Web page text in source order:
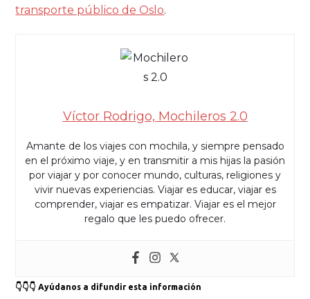
transporte público de Oslo.
Víctor Rodrigo, Mochileros 2.0
Amante de los viajes con mochila, y siempre pensado
en el próximo viaje, y en transmitir a mis hijas la pasión
por viajar y por conocer mundo, culturas, religiones y
vivir nuevas experiencias. Viajar es educar, viajar es
comprender, viajar es empatizar. Viajar es el mejor
regalo que les puedo ofrecer.
👇👇👇 Ayúdanos a difundir esta información